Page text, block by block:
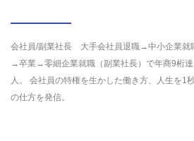
会社員/副業社長 大手会社員退職→中小企業就
→卒業→零細企業就職（副業社長）で年商9桁
人。 会社員の特権を生かした働き方、人生を1
の仕方を発信。